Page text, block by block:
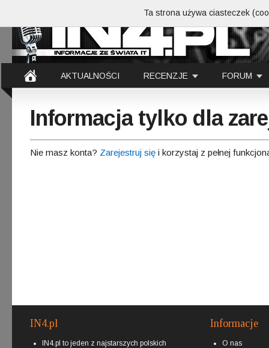
AKTUALNOŚCI RECENZJE FORUM
Informacja tylko dla
Nie masz konta? Zarejestruj się i korzystaj z pełnej
IN4.pl
IN4.pl to jeden z najstarszych polskich
Informacje
O nas
Ta strona używa ciasteczek